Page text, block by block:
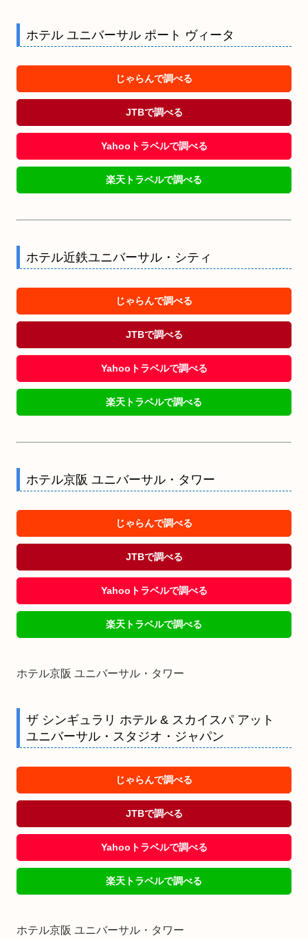
ホテル ユニバーサル ポート ヴィータ
じゃらんで調べる
JTBで調べる
Yahooトラベルで調べる
楽天トラベルで調べる
ホテル近鉄ユニバーサル・シティ
じゃらんで調べる
JTBで調べる
Yahooトラベルで調べる
楽天トラベルで調べる
ホテル京阪 ユニバーサル・タワー
じゃらんで調べる
JTBで調べる
Yahooトラベルで調べる
楽天トラベルで調べる
ホテル京阪 ユニバーサル・タワー
ザ シンギュラリ ホテル & スカイスパ アット
ユニバーサル・スタジオ・ジャパン
じゃらんで調べる
JTBで調べる
Yahooトラベルで調べる
楽天トラベルで調べる
ホテル京阪 ユニバーサル・タワー